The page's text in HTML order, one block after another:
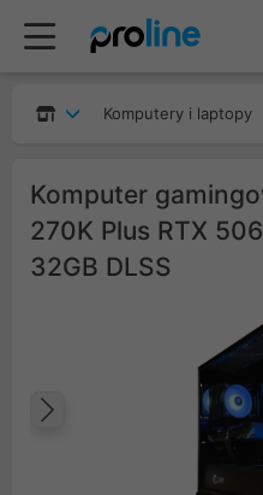
Komputery i laptopy
Komputer
270K Plus RTX
32GB DLSS
Poprzedni